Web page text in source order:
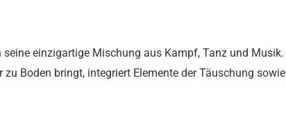
einzigartige Mischung aus Kampf, Tanz und Musik.
Boden bringt, integriert Elemente der Täuschung sowie